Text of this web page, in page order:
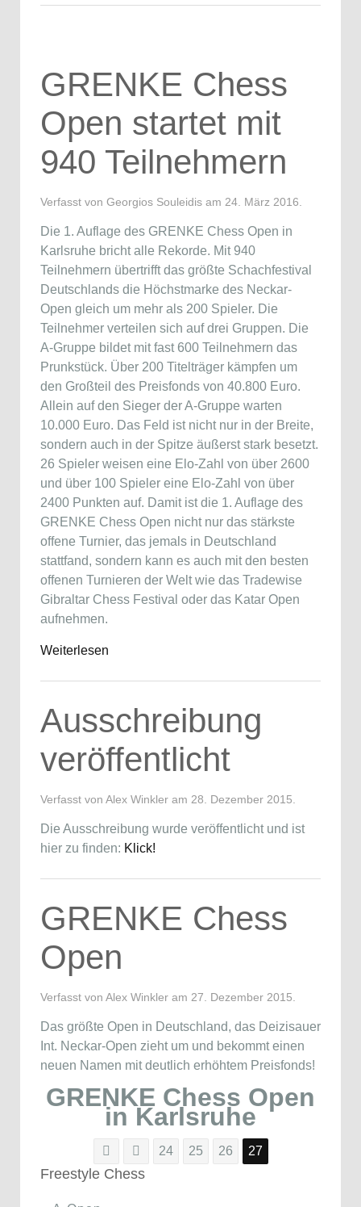
GRENKE Chess
Open startet mit
940 Teilnehmern
Verfasst von Georgios Souleidis am 24. März 2016
Die 1. Auflage des GRENKE Chess Open in
Karlsruhe bricht alle Rekorde. Mit 940
Teilnehmern übertrifft das größte Schachfestival
Deutschlands die Höchstmarke des Neckar-
Open gleich um mehr als 200 Spieler. Die
Teilnehmer verteilen sich auf drei Gruppen. Die
A-Gruppe bildet mit fast 600 Teilnehmern das
Prunkstück. Über 200 Titelträger kämpfen um
den Großteil des Preisfonds von 40.800 Euro.
Allein auf den Sieger der A-Gruppe warten
10.000 Euro. Das Feld ist nicht nur in der Breite,
sondern auch in der Spitze äußerst stark besetzt.
26 Spieler weisen eine Elo-Zahl von über 2600
und über 100 Spieler eine Elo-Zahl von über
2400 Punkten auf. Damit ist die 1. Auflage des
GRENKE Chess Open nicht nur das stärkste
offene Turnier, das jemals in Deutschland
stattfand, sondern kann es auch mit den besten
offenen Turnieren der Welt wie das Tradewise
Gibraltar Chess Festival oder das Katar Open
aufnehmen.
Weiterlesen
Ausschreibung
veröffentlicht
Verfasst von Alex Winkler am 28. Dezember 2015
Die Ausschreibung wurde veröffentlicht und ist
hier zu finden: Klick!
GRENKE Chess
Open
Verfasst von Alex Winkler am 27. Dezember 2015
Das größte Open in Deutschland, das Deizisauer
Int. Neckar-Open zieht um und bekommt einen
neuen Namen mit deutlich erhöhtem Preisfonds!
GRENKE Chess Open
in Karlsruhe
24 25 26 27
Freestyle Chess